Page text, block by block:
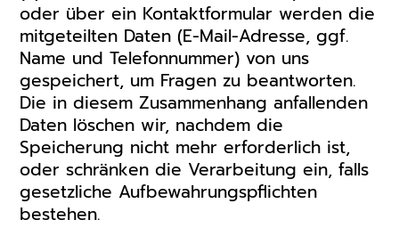
oder über ein Kontaktformular werden die
mitgeteilten Daten (E-Mail-Adresse, ggf.
Name und Telefonnummer) von uns
gespeichert, um Fragen zu beantworten.
Die in diesem Zusammenhang anfallenden
Daten löschen wir, nachdem die
Speicherung nicht mehr erforderlich ist,
oder schränken die Verarbeitung ein, falls
gesetzliche Aufbewahrungspflichten
bestehen.